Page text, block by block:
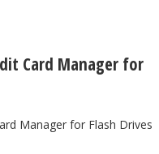
Card Manager for
Manager for Flash Drives